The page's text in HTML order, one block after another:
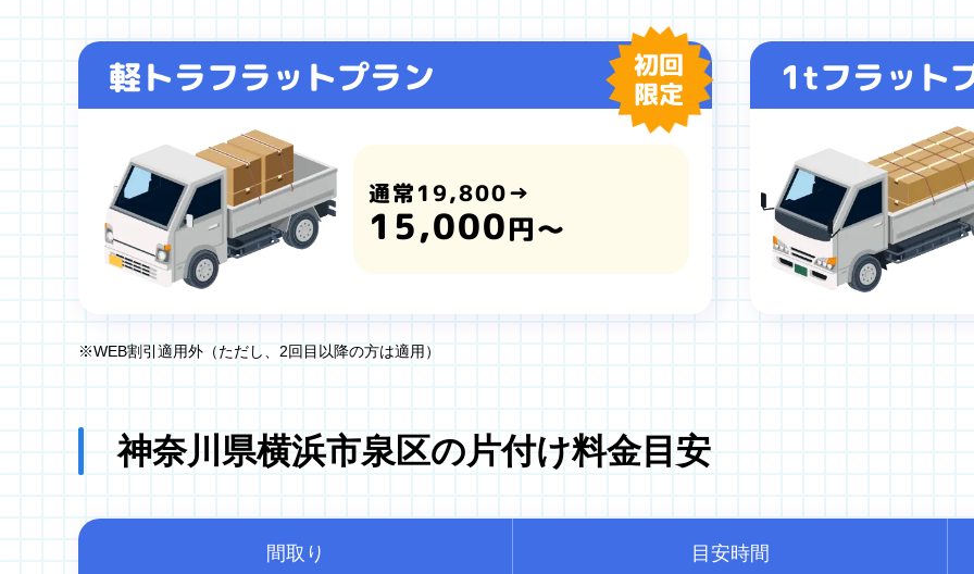
軽トラフラットプラン
初回
限定
通常19,800→
15,000円～
1tフラット
※WEB割引適用外（ただし、2回目以降の方は適用）
神奈川県横浜市泉区の片付け料金目安
間取り 目安時間